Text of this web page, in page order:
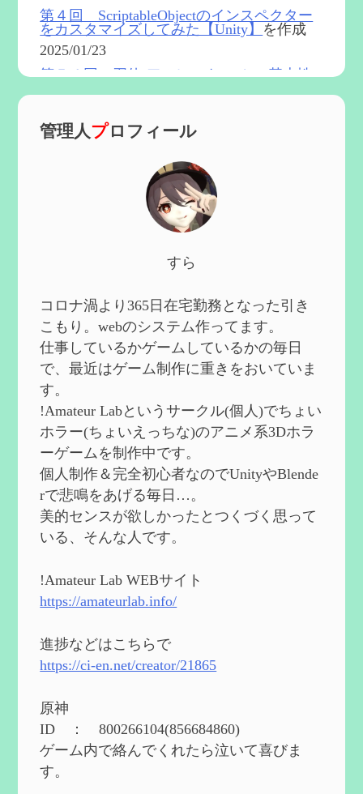
第４回 ScriptableObjectのインスペクター
をカスタマイズしてみた【Unity】 を作成
2025/01/23
第５４回 召使(アルレッキーノ)の基本性
第６０回 炎神マーヴィカの性能、探索に
第５９回 アチーブメント「対決者・２」
を作成
第５８回 集敵以外のすべてを持ってしま
ったサポーターシロネンの解説【2凸ま
2024/09/02
第５７回 アチーブメント「対決者・１」
を手に入れたい
を作成
2024/09/02
第５６回 ムアラニの簡易解説と使用感な
ど【0~1凸】
2024/08/11
第５５回 【無凸無モチ】エミリエを使っ
てみた感想を作成
2024/06/26
第４９回 フリーナの簡易性能紹介とテン
ションについての検証を更新
2024/05/12
能と3凸までを更新
2024/05/11
eを3BBB化してみた
2024/04/26
2024/04/03
第４８回 ヌヴィレットの性能と凸比較
更新
2024/2/10
管理人プロフィール
すら
コロナ渦より365日在宅勤務となった引き
こもり。webのシステム作ってます。
仕事しているかゲームしているかの毎日
で、最近はゲーム制作に重きをおいていま
す。
!Amateur Labというサークル(個人)でちょい
ホラー(ちょいえっちな)のアニメ系3Dホラ
ーゲームを制作中です。
個人制作＆完全初心者なのでUnityやBlende
rで悲鳴をあげる毎日…。
美的センスが欲しかったとつくづく思って
いる、そんな人です。
!Amateur Lab WEBサイト
https://amateurlab.info/
進捗などはこちらで
https://ci-en.net/creator/21865
原神
ID ： 800266104(856684860)
ゲーム内で絡んでくれたら泣いて喜びま
す。